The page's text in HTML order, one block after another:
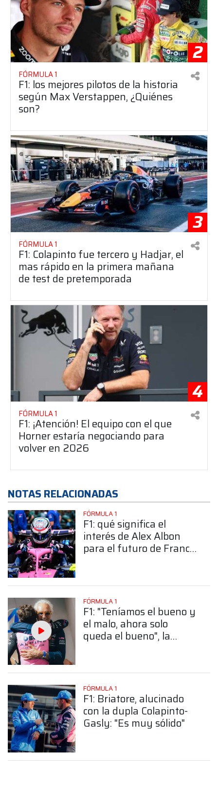
2
FÓRMULA 1
F1: los mejores pilotos de la historia
según Max Verstappen, ¿Quiénes
son?
3
FÓRMULA 1
F1: Colapinto fue tercero y Hadjar, el
mas rápido en la primera mañana
de test de pretemporada
4
FÓRMULA 1
F1: ¡Atención! El equipo con el que
Horner estaría negociando para
volver en 2026
NOTAS RELACIONADAS
FÓRMULA 1
F1: qué significa el
interés de Alex Albon
para el futuro de Franco
FÓRMULA 1
F1: "Teníamos el bueno y
el malo, ahora solo
queda el bueno", la
presente de Colapinto
FÓRMULA 1
F1: Briatore, alucinado
con la dupla Colapinto-
Gasly: "Es muy sólido"